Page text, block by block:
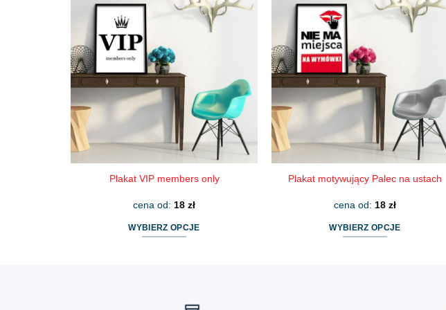
wiele
wariantów.
można
wybrać
stronie
produktu
wiele
wariantów.
można
wybrać
stronie
produktu
Plakat VIP members only
cena od: 18 zł
WYBIERZ OPCJE
Plakat motywujący Palec na ustach
cena od: 18 zł
WYBIERZ OPCJE